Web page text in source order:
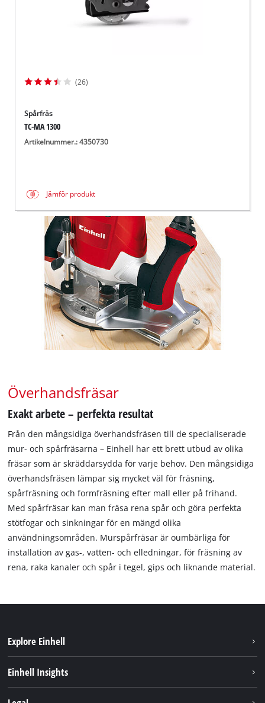
(26)
Spårfräs
TC-MA 1300
Artikelnummer.: 4350730
Jämför produkt
Överhandsfräsar
Exakt arbete – perfekta resultat
Från den mångsidiga överhandsfräsen till de specialiserade
mur- och spårfräsarna – Einhell har ett brett utbud av olika
fräsar som är skräddarsydda för varje behov. Den mångsidiga
överhandsfräsen lämpar sig mycket väl för fräsning,
spårfräsning och formfräsning efter mall eller på frihand.
Med spårfräsar kan man fräsa rena spår och göra perfekta
stötfogar och sinkningar för en mängd olika
användningsområden. Murspårfräsar är oumbärliga för
installation av gas-, vatten- och elledningar, för fräsning av
rena, raka kanaler och spår i tegel, gips och liknande material.
Explore Einhell
Einhell Insights